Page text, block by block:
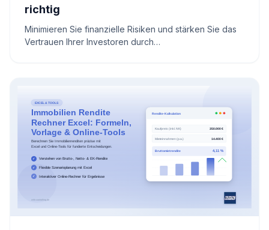
richtig
Minimieren Sie finanzielle Risiken und stärken Sie das
Vertrauen Ihrer Investoren durch